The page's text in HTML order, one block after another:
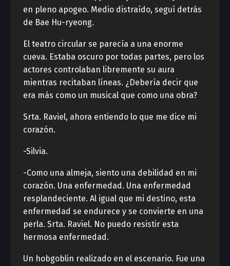
en pleno apogeo. Medio distraído, seguí detrás
de Bae Hu-ryeong.
El teatro circular se parecía a una enorme
cueva. Estaba oscuro por todas partes, pero los
actores controlaban libremente su aura
mientras recitaban líneas. ¿Debería decir que
era más como un musical que como una obra?
Srta. Raviel, ahora entiendo lo que me dice mi
corazón.
-Silvia.
-Como una almeja, siento una debilidad en mi
corazón. Una enfermedad. Una enfermedad
resplandeciente. Al igual que mi destino, esta
enfermedad se endurece y se convierte en una
perla. Srta. Raviel. No puedo resistir esta
hermosa enfermedad.
Un hobgoblin realizado en el escenario. Fue una